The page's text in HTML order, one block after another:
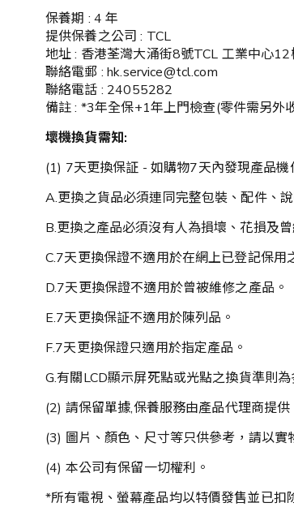
保養期 : 4 年
提供保養之公司 : TCL
地址 : 香港荃灣大涌街8號TCL 工業中心12
聯絡電郵 : hk.service@tcl.com
聯絡電話 : 24055282
備註 : *3年全保+1年上門檢查(零件需另外
壞機換貨需知:
(1) 7天更換保証 - 如購物7天內發現產品
A.更換之貨品必須連同完整包裝、配件、
B.更換之產品必須沒有人為損壞、花損及
C.7天更換保證不適用於在網上已登記保用
D.7天更換保證不適用於曾被維修之產品。
E.7天更換保証不適用於陳列品。
F.7天更換保證只適用於指定產品。
G.有關LCD顯示屏死點或光點之換貨準則
(2) 請保留單據,保養服務由產品代理商提供
(3) 圖片、顏色、尺寸等只供參考，請以實
(4) 本公司有保留一切權利。
*所有電視、螢幕產品均以特價發售並已扣